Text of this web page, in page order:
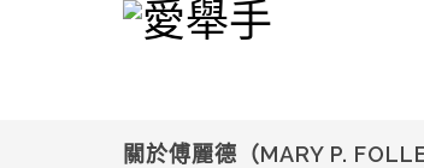
關於傅麗德（MARY P.